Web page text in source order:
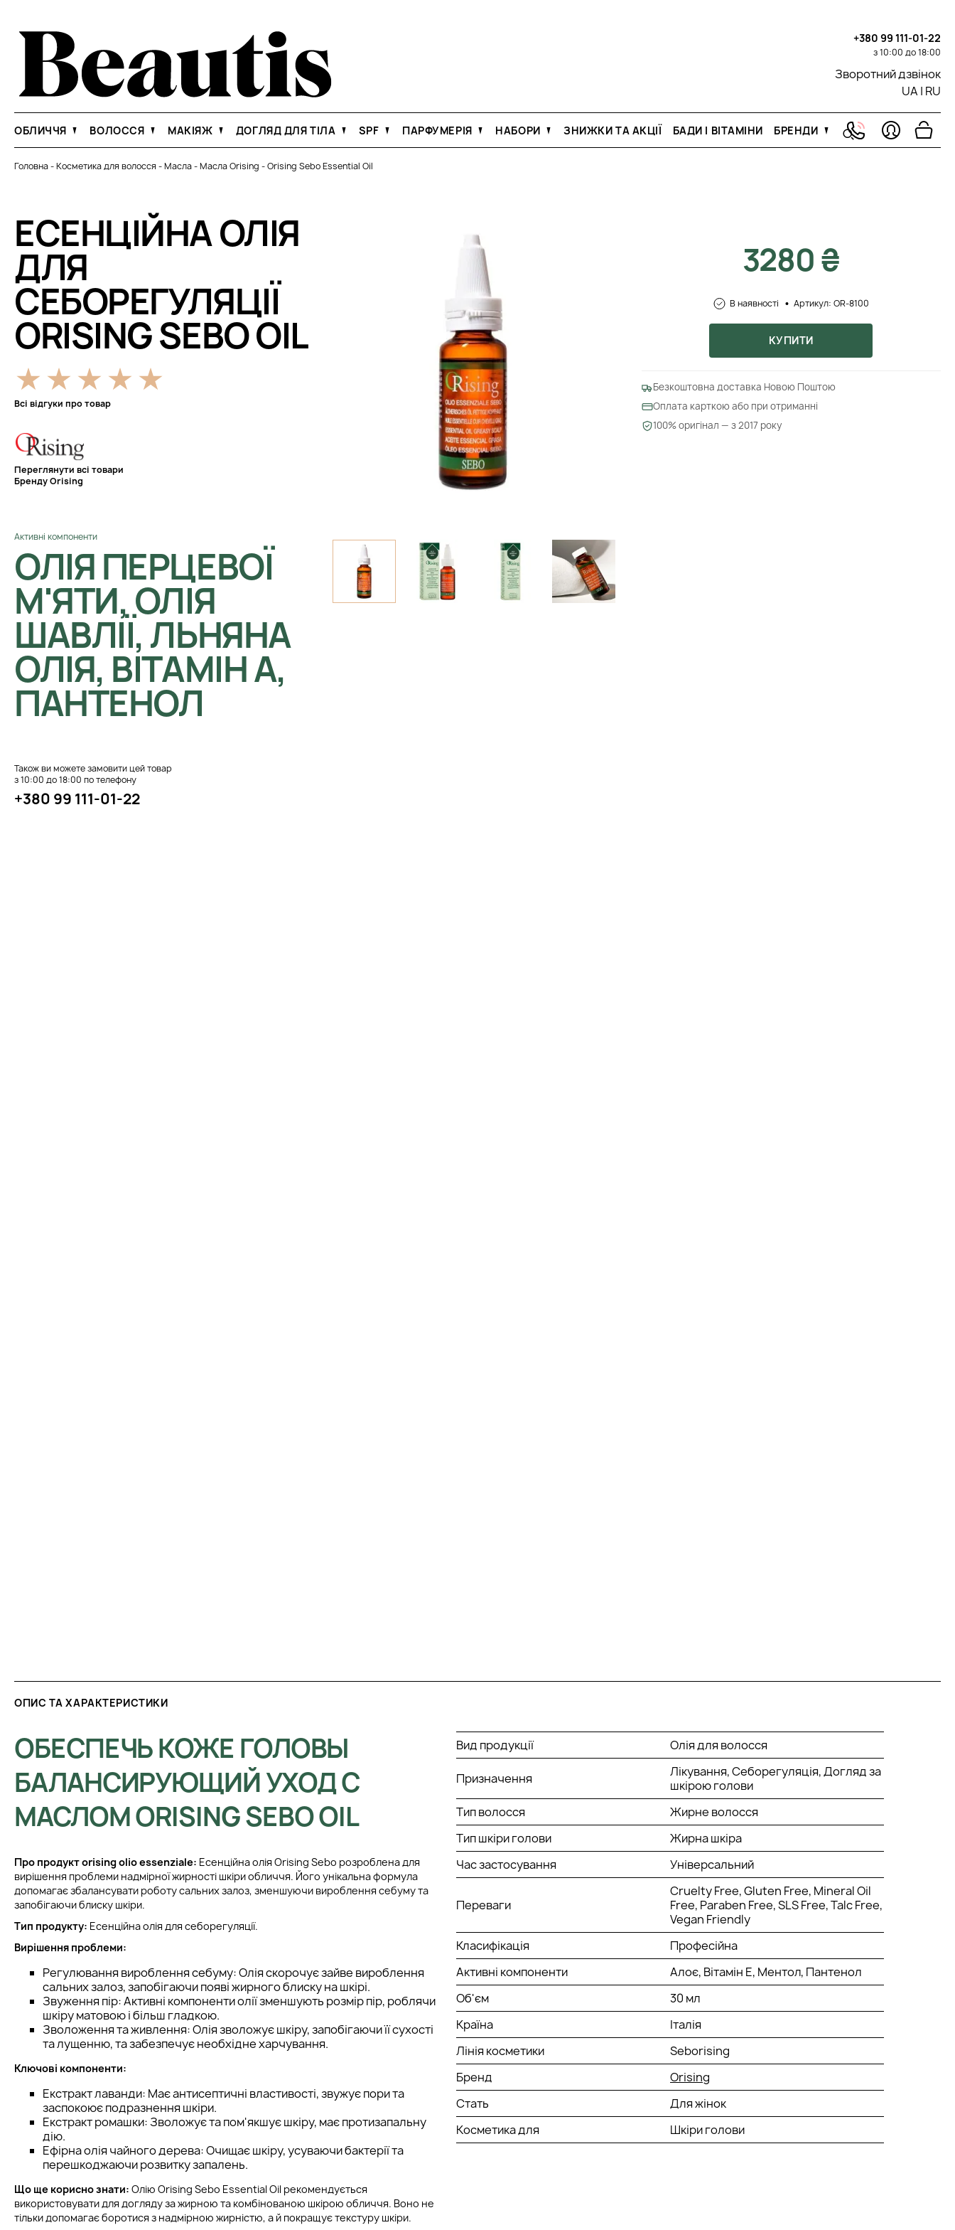
+380 99 111-01-22
з 10:00 до 18:00
Зворотний дзвінок
UA | RU
ОБЛИЧЧЯ ВОЛОССЯ МАКІЯЖ ДОГЛЯД ДЛЯ ТІЛА SPF ПАРФУМЕРІЯ НАБОРИ ЗНИЖКИ ТА АКЦІЇ БАДИ І ВІТАМІНИ БРЕНДИ
Головна-Косметика для волосся -Масла-Масла Orising -Orising Sebo Essential Oil
ЕСЕНЦІЙНА ОЛІЯ
ДЛЯ
СЕБОРЕГУЛЯЦІЇ
ORISING SEBO OIL
Всі відгуки про товар
Переглянути всі товари
Бренду Orising
Активні компоненти
ОЛІЯ ПЕРЦЕВОЇ
М'ЯТИ, ОЛІЯ
ШАВЛІЇ, ЛЬНЯНА
ОЛІЯ, ВІТАМІН А,
ПАНТЕНОЛ
Також ви можете замовити цей товар
з 10:00 до 18:00 по телефону
+380 99 111-01-22
3280 ₴
В наявності Артикул: OR-8100
КУПИТИ
Безкоштовна доставка Новою Поштою
Оплата карткою або при отриманні
100% оригінал — з 2017 року
ОПИС ТА ХАРАКТЕРИСТИКИ
ОБЕСПЕЧЬ КОЖЕ ГОЛОВЫ
БАЛАНСИРУЮЩИЙ УХОД С
МАСЛОМ ORISING SEBO OIL
Про продукт orising olio essenziale: Есенційна олія Orising Sebo розроблена для
вирішення проблеми надмірної жирності шкіри обличчя. Його унікальна формула
допомагає збалансувати роботу сальних залоз, зменшуючи вироблення себуму та
запобігаючи блиску шкіри.
Тип продукту: Есенційна олія для себорегуляції.
Вирішення проблеми:
Регулювання вироблення себуму: Олія скорочує зайве вироблення
сальних залоз, запобігаючи появі жирного блиску на шкірі.
Звуження пір: Активні компоненти олії зменшують розмір пір, роблячи
шкіру матовою і більш гладкою.
Зволоження та живлення: Олія зволожує шкіру, запобігаючи її сухості
та лущенню, та забезпечує необхідне харчування.
Ключові компоненти:
Екстракт лаванди: Має антисептичні властивості, звужує пори та
заспокоює подразнення шкіри.
Екстракт ромашки: Зволожує та пом'якшує шкіру, має протизапальну
дію.
Ефірна олія чайного дерева: Очищає шкіру, усуваючи бактерії та
перешкоджаючи розвитку запалень.
Що ще корисно знати: Олію Orising Sebo Essential Oil рекомендується
використовувати для догляду за жирною та комбінованою шкірою обличчя. Воно не
тільки допомагає боротися з надмірною жирністю, а й покращує текстуру шкіри.
Вид продукції Олія для волосся
Призначення
Лікування, Себорегуляція, Догляд за
шкірою голови
Тип волосся
Жирне волосся
Тип шкіри голови
Жирна шкіра
Час застосування
Універсальний
Переваги
Cruelty Free, Gluten Free, Mineral Oil
Free, Paraben Free, SLS Free, Talc Free,
Vegan Friendly
Класифікація
Професійна
Активні компоненти
Алоє, Вітамін Е, Ментол, Пантенол
Об'єм
30 мл
Країна
Італія
Лінія косметики
Seborising
Бренд
Orising
Стать
Для жінок
Косметика для
Шкіри голови